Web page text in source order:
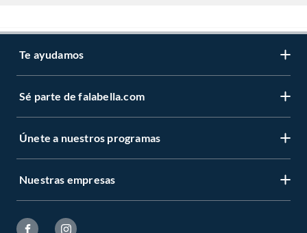
Te ayudamos
Sé parte de falabella.com
Únete a nuestros programas
Nuestras empresas